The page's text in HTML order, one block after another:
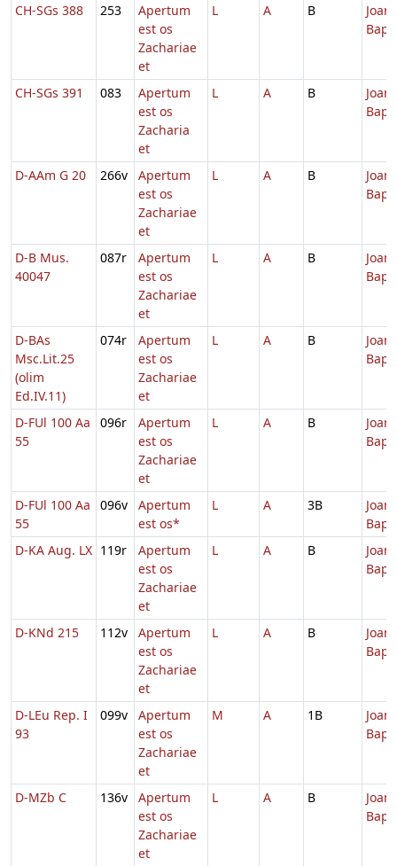
CH-SGs 388 253
Apertum
est os
Zachariae
et
L A B
CH-SGs 391 083
Apertum
est os
Zacharia
et
L A B
D-AAm G 20 266v
Apertum
est os
Zachariae
et
L A B
D-B Mus.
40047
087r
Apertum
est os
Zachariae
et
L A B
D-BAs
Msc.Lit.25
(olim
Ed.IV.11)
074r
Apertum
est os
Zachariae
et
L A B
D-FUl 100 Aa
55
096r
Apertum
est os
Zachariae
et
L A B
D-FUl 100 Aa
55
096v
Apertum
est os*
L A 3B
D-KA Aug. LX 119r
Apertum
est os
Zachariae
et
L A B
D-KNd 215 112v
Apertum
est os
Zachariae
et
L A B
D-LEu Rep. I
93
099v
Apertum
est os
Zachariae
et
M A 1B
D-MZb C 136v
Apertum
est os
Zachariae
et
L A B